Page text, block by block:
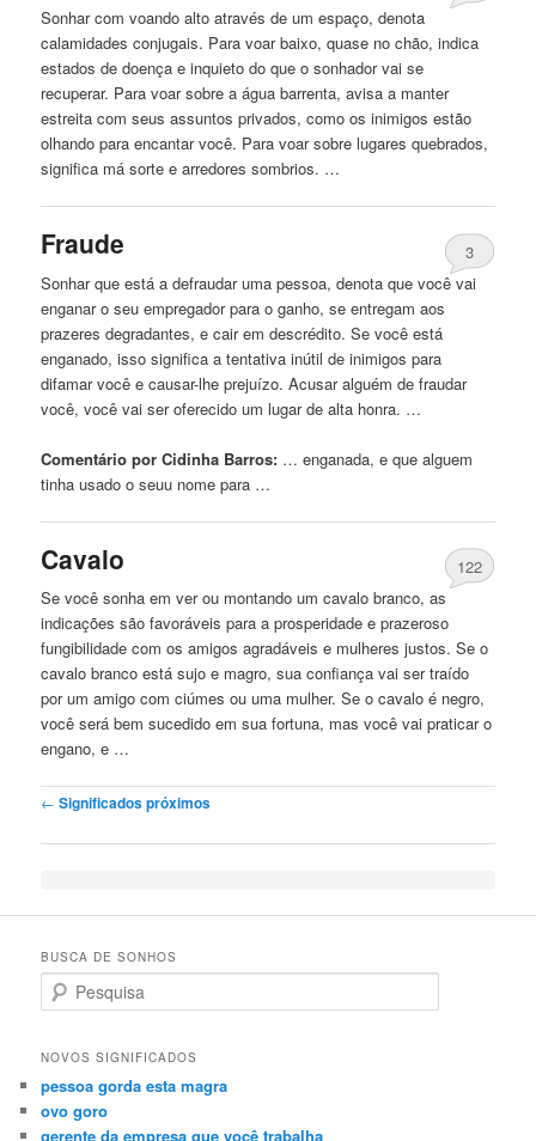
Sonhar com voando alto através de um espaço, denota
calamidades conjugais. Para voar baixo, quase no chão, indica
estados de doença e inquieto do que o sonhador vai se
recuperar. Para voar sobre a água barrenta, avisa a manter
estreita com seus assuntos privados, como os inimigos estão
olhando para encantar você. Para voar sobre lugares quebrados,
significa má sorte e arredores sombrios. …
Fraude
3
Sonhar que está a defraudar uma pessoa, denota que você vai
enganar o seu empregador para o ganho, se entregam aos
prazeres degradantes, e cair em descrédito. Se você está
enganado, isso significa a tentativa inútil de inimigos para
difamar você e causar-lhe prejuízo. Acusar alguém de fraudar
você, você vai ser oferecido um lugar de alta honra. …
Comentário por Cidinha Barros: … enganada, e quealguem
tinha usado o seuu nome para …
Cavalo
122
Se você sonha em ver ou montando um cavalo branco, as
indicações são favoráveis ​​para a prosperidade e prazeroso
fungibilidade com os amigos agradáveis ​​e mulheres justos. Se o
cavalo branco está sujo e magro, sua confiança vai ser traído
por um amigo com ciúmes ou uma mulher. Se o cavalo é negro,
você será bem sucedido em sua fortuna, mas você vai praticar o
engano, e …
Post navigation
← Significados próximos
BUSCA DE SONHOS
Search
NOVOS SIGNIFICADOS
pessoa gorda esta magra
ovo goro
gerente da empresa que você trabalha